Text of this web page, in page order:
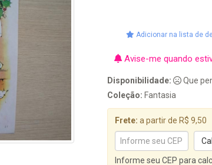
Adicionar na lista de
Avise-me quando
Disponibilidade:
Que
Coleção: Fantasia
Frete: a partir de R$ 9,50
Informe seu CEP para